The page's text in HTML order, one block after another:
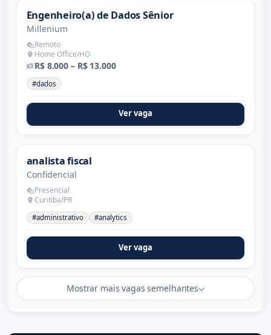
Engenheiro(a) de Dados Sênior
Millenium
Remoto
Home Office/HO
R$ 8.000 – R$ 13.000
#dados
Ver vaga
analista fiscal
Confidencial
Presencial
Curitiba/PR
#administrativo #analytics
Ver vaga
Mostrar mais vagas semelhantes